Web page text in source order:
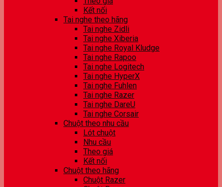
Kết nối
Tai nghe theo hãng
Tai nghe Zidli
Tai nghe Xiberia
Tai nghe Royal Kludge
Tai nghe Rapoo
Tai nghe Logitech
Tai nghe HyperX
Tai nghe Fuhlen
Tai nghe Razer
Tai nghe DareU
Tai nghe Corsair
Chuột theo nhu cầu
Lót chuột
Nhu cầu
Theo giá
Kết nối
Chuột theo hãng
Chuột Razer